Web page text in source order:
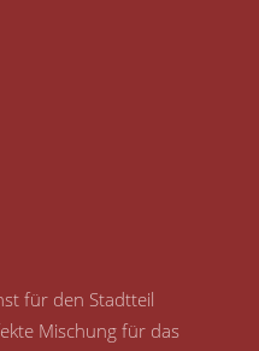
für den Stadtteil
Mischung für das